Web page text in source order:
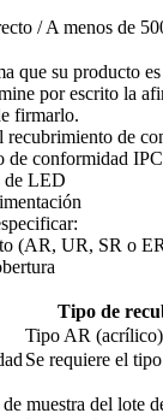
/ A menos de
que su producto
por escrito la
firmarlo.
recubrimiento de
de conformidad
de LED
(AR, UR, SR o
Tipo de
Tipo AR
Se requiere el
muestra del lote